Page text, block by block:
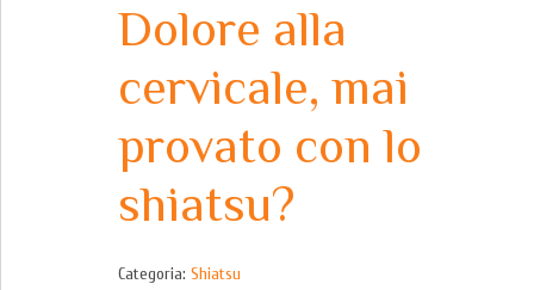
Dolore alla
cervicale, mai
provato con lo
shiatsu?
Categoria: Shiatsu